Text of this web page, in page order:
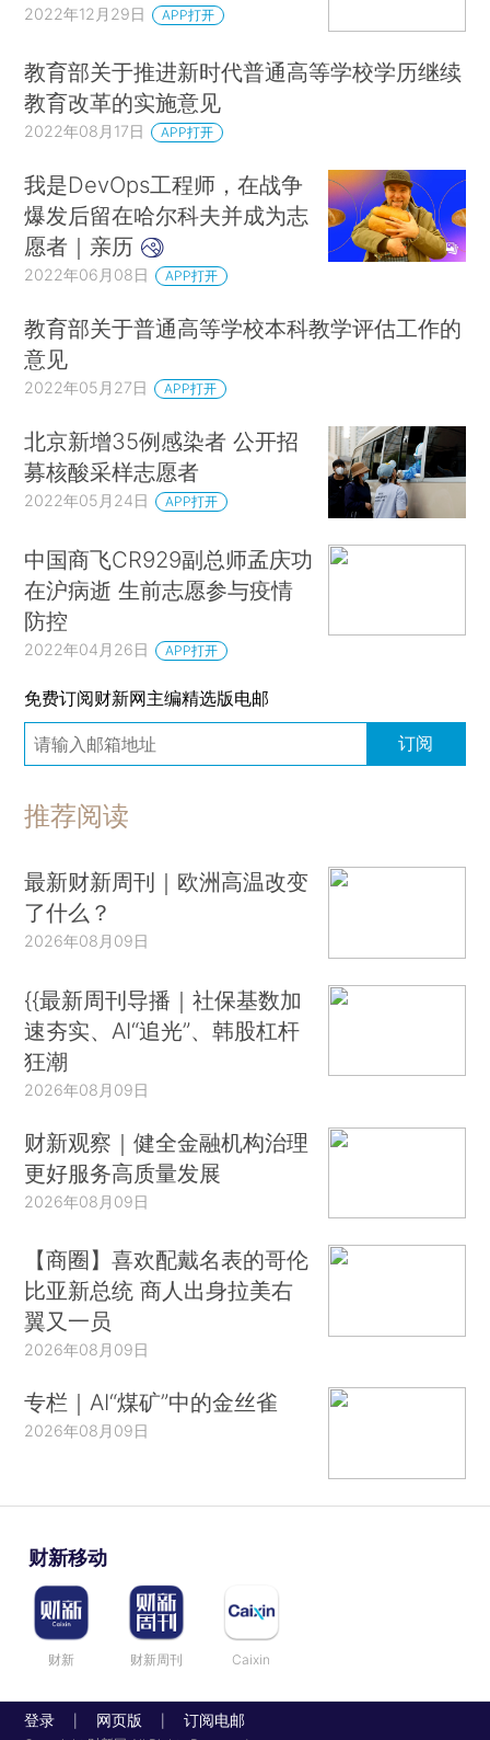
2022年12月29日 APP打开
教育部关于推进新时代普通高等学校学历继续
教育改革的实施意见
2022年08月17日 APP打开
我是DevOps工程师，在战争
爆发后留在哈尔科夫并成为志
愿者｜亲历
2022年06月08日 APP打开
教育部关于普通高等学校本科教学评估工作的
意见
2022年05月27日 APP打开
北京新增35例感染者 公开招
募核酸采样志愿者
2022年05月24日 APP打开
中国商飞CR929副总师孟庆功
在沪病逝 生前志愿参与疫情
防控
2022年04月26日 APP打开
免费订阅财新网主编精选版电邮
订阅
推荐阅读
最新财新周刊｜欧洲高温改变
了什么？
2026年08月09日
{{最新周刊导播｜社保基数加
速夯实、AI“追光”、韩股杠杆
狂潮
2026年08月09日
财新观察｜健全金融机构治理
更好服务高质量发展
2026年08月09日
【商圈】喜欢配戴名表的哥伦
比亚新总统 商人出身拉美右
翼又一员
2026年08月09日
专栏｜AI“煤矿”中的金丝雀
2026年08月09日
财新移动
财新 财新周刊 Caixin
登录 网页版 订阅电邮